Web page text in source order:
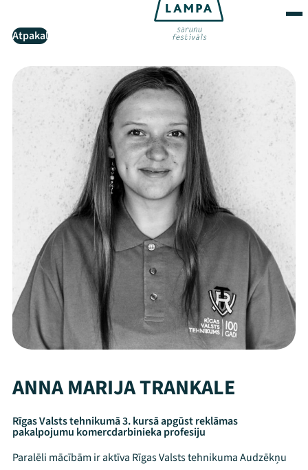
Atpakaļ
ANNA MARIJA TRANKALE
Rīgas Valsts tehnikumā 3. kursā apgūst reklāmas
pakalpojumu komercdarbinieka profesiju
Paralēli mācībām ir aktīva Rīgas Valsts tehnikuma Audzēkņu